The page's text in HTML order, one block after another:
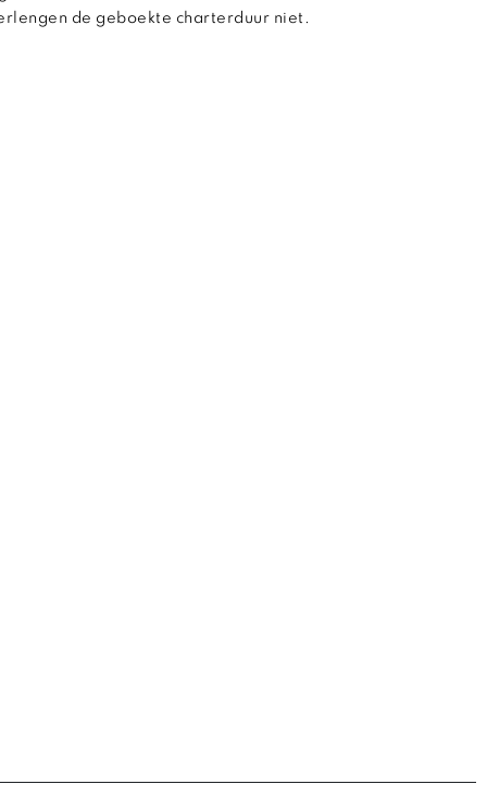
de geboekte charterduur niet.